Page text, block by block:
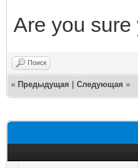
Are you
Поиск
« Предыдущая Следующая »